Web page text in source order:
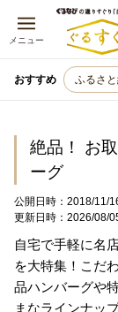
メニュー
おすすめ ふるさ
絶品！ お
ーグ
公開日時：2018/11/
更新日時：2026/08/
自宅で手軽に名
を大特集！こだ
品ハンバーグや
まなラインナッ